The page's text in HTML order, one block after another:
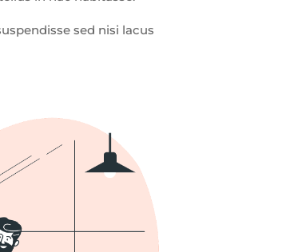
sed nisi lacus